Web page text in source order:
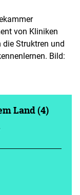
von Kliniken
Struktren und
Bild:
Land (4)